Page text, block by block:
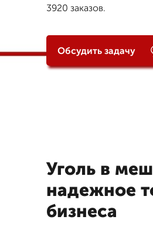
3920 заказов.
Обсудить задачу
Уголь в
надежное
бизнеса